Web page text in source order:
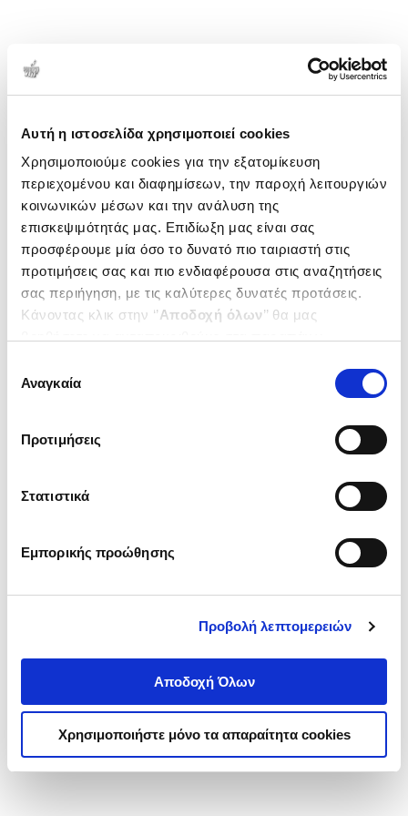
Αυτή η ιστοσελίδα χρησιμοποιεί cookies
Χρησιμοποιούμε cookies για την εξατομίκευση
περιεχομένου και διαφημίσεων, την παροχή λειτουργιών
κοινωνικών μέσων και την ανάλυση της
επισκεψιμότητάς μας. Επιδίωξη μας είναι σας
προσφέρουμε μία όσο το δυνατό πιο ταιριαστή στις
προτιμήσεις σας και πιο ενδιαφέρουσα στις αναζητήσεις
σας περιήγηση, με τις καλύτερες δυνατές προτάσεις.
Κάνοντας κλικ στην ‘’Αποδοχή όλων’’ θα μας
ενδιαφέρουν και να επιλέξετε από τα παρακάτω με την
΄΄και να ενημερωθείτε σχετικά με
συγκατάθεσης
Αναγκαία
Προτιμήσεις
Στατιστικά
Εμπορικής προώθησης
Προβολή λεπτομερειών
Αποδοχή Όλων
Χρησιμοποιήστε μόνο τα απαραίτητα cookies